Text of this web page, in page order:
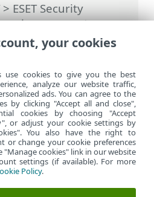
>ESET Security
avanzata>
>Esclusioni dalla
guidata di
your cookies
use cookies to give you the best
analyze our website traffic,
ads. You can agree to the
by clicking "Accept all and close",
cookies by choosing "Accept
or adjust your cookie settings by
You also have the right to
or change your cookie preferences
"Manage cookies" link in our website
settings (if available). For more
Policy.